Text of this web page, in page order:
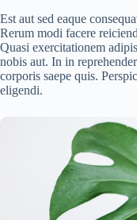
Est aut sed eaque
Rerum modi facere
Quasi exercitationem
nobis aut. In in
corporis saepe quis.
eligendi.